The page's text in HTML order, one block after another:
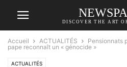
DISCOVER THE ART
Accueil ACTUALITÉS
Pensionnats
pape reconnaît un « génocide »
ACTUALITÉS